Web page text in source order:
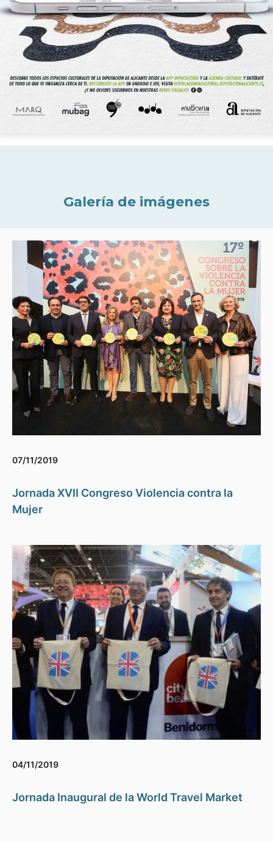
Galería de imágenes
07/11/2019
Jornada XVII Congreso Violencia contra la
Mujer
04/11/2019
Jornada Inaugural de la World Travel Market